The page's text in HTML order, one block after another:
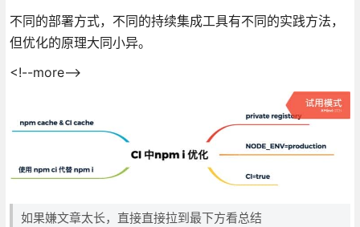
不同的部署方式，不同的持续集成工具有不同的实践方法，
但优化的原理大同小异。
<!--more-->
如果嫌文章太长，直接直接拉到最下方看总结